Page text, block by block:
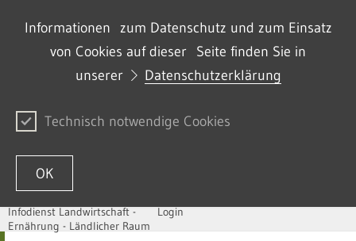
Informationen zum Datenschutz und zum Einsatz
von Cookies auf dieser Seite finden Sie in
unserer
Datenschutzerklärung
Technisch notwendige Cookies
OK
Skip to content
Infodienst Landwirtschaft -
Ernährung - Ländlicher Raum
Login